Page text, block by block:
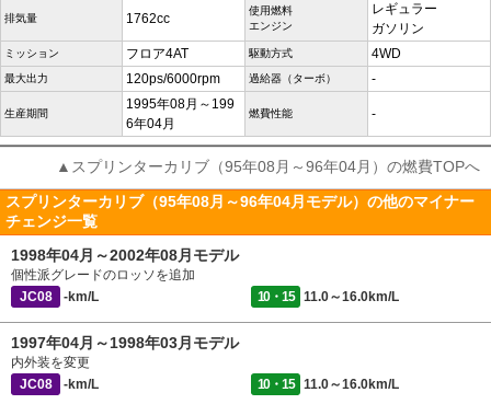
排気量 1762cc
使用燃料
エンジン
レギュラー
ガソリン
ミッション フロア4AT 駆動方式 4WD
最大出力 120ps/6000rpm 過給器（ターボ） -
生産期間
1995年08月～199
6年04月
燃費性能 -
▲スプリンターカリブ（95年08月～96年04月）の燃費TOPへ
スプリンターカリブ（95年08月～96年04月モデル）の他のマイナー
チェンジ一覧
1998年04月～2002年08月モデル
個性派グレードのロッソを追加
JC08
-km/L 10・15 11.0～16.0km/L
1997年04月～1998年03月モデル
内外装を変更
JC08
-km/L 10・15 11.0～16.0km/L